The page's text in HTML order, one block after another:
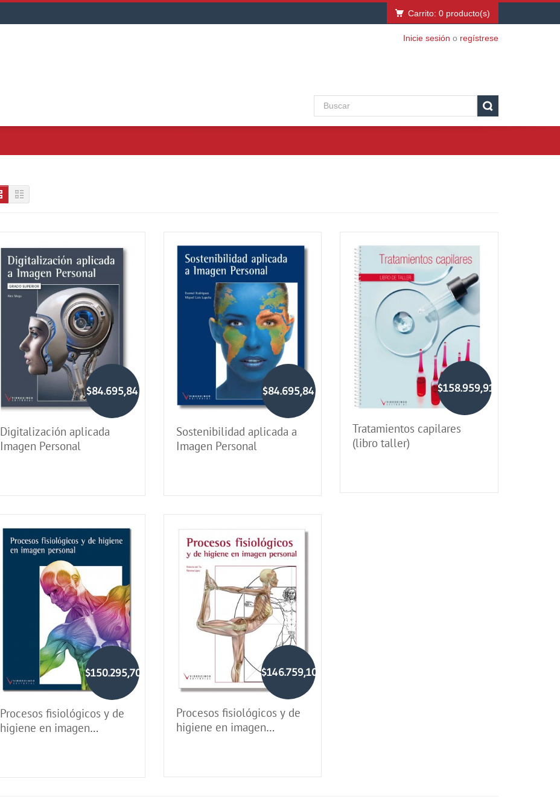
Carrito: 0 producto(s)
Inicie sesión o regístrese
$84.695,84
Digitalización aplicada
Imagen Personal
$84.695,84
Sostenibilidad aplicada a
Imagen Personal
$158.959,91
Tratamientos capilares
(libro taller)
$150.295,70
Procesos fisiológicos y de
higiene en imagen
$146.759,10
Procesos fisiológicos y de
higiene en imagen